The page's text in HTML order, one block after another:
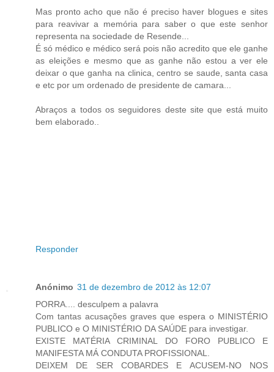
Mas pronto acho que não é preciso haver blogues e sites
para reavivar a memória para saber o que este senhor
representa na sociedade de Resende...
É só médico e médico será pois não acredito que ele ganhe
as eleições e mesmo que as ganhe não estou a ver ele
deixar o que ganha na clinica, centro se saude, santa casa
e etc por um ordenado de presidente de camara...
Abraços a todos os seguidores deste site que está muito
bem elaborado..
Responder
Anónimo 31 de dezembro de 2012 às 12:07
PORRA.... desculpem a palavra
Com tantas acusações graves que espera o MINISTÉRIO
PUBLICO e O MINISTÉRIO DA SAÚDE para investigar.
EXISTE MATÉRIA CRIMINAL DO FORO PUBLICO E
MANIFESTA MÁ CONDUTA PROFISSIONAL.
DEIXEM DE SER COBARDES E ACUSEM-NO NOS